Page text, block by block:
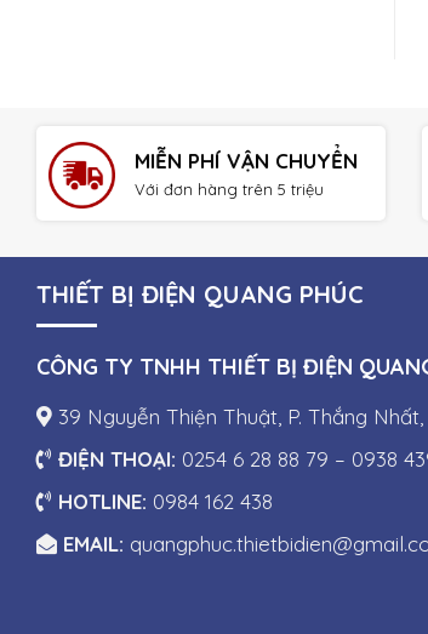
MIỄN PHÍ VẬN CHUYỂN
Với đơn hàng trên 5 triệu
THIẾT BỊ ĐIỆN QUANG PHÚC
CÔNG TY TNHH THIẾT BỊ ĐIỆN
39 Nguyễn Thiện Thuật, P. Thắng
ĐIỆN THOẠI: 0254 6 28 88 79 – 0938
HOTLINE: 0984 162 438
EMAIL: